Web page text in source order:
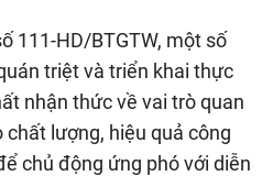
111-HD/BTGTW, một số
triệt và triển khai thực
nhận thức về vai trò quan
lượng, hiệu quả công
chủ động ứng phó với diễn